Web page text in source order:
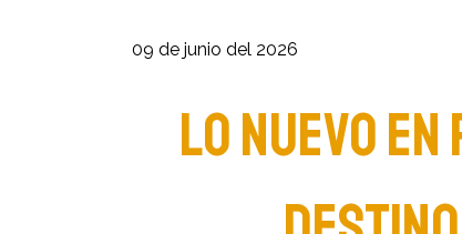
09 de junio del 2026
LO NUEVO